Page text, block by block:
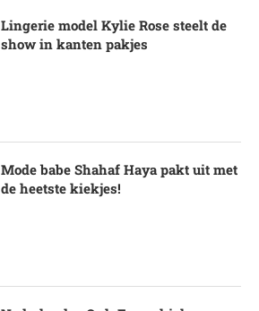
Lingerie model Kylie Rose steelt de
show in kanten pakjes
Mode babe Shahaf Haya pakt uit met
de heetste kiekjes!